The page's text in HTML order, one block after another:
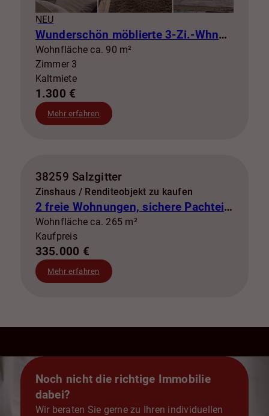
NEU
Wunderschön möblierte 3-Zi.-Whng mit Balkon zur Miete! SZ-Lebenstedt
Wohnfläche ca. 90 m²
Zimmer 3
Kaltmiete
1.300 €
Mehr erfahren
38259 Salzgitter
Zinshaus / Renditeobjekt zu kaufen
2 freie Wohnungen, sichere Pachteinnahmen & eigene Stromerzeugung
Wohnfläche ca. 265 m²
Kaufpreis
335.000 €
Mehr erfahren
Noch nicht die richtige Immobilie
dabei?
Wir beraten Sie gerne zu Ihren individuellen